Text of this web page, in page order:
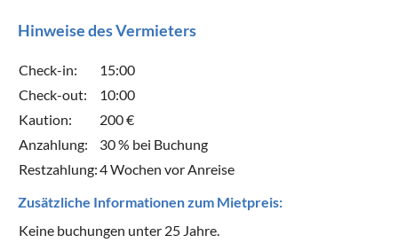
Hinweise des Vermieters
Check-in:
15:00
Check-out:
10:00
Kaution:
200 €
Anzahlung:
30 % bei Buchung
Restzahlung:4 Wochen vor Anreise
Zusätzliche Informationen zum Mietpreis:
Keine buchungen unter 25 Jahre.